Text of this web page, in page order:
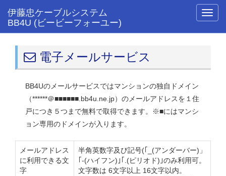
伊藤忠ケーブルシステム
BB4U (ビービーフォーユー)
電子メールサービス
BB4Uのメールサービスではマンションの独自ドメイン
（******＠■■■■■■.bb4u.ne.jp）のメールアドレスを１住
戸につき５つまで無料で取得できます。※■にはマンシ
ョン専用のドメインが入ります。
メールアドレス
に利用できる文
字
半角英数字及び記号(｢_(アンダーバー)」
｢-(ハイフン)｣｢.(ピリオド)｣のみ利用可。
文字数は 6文字以上 16文字以内。